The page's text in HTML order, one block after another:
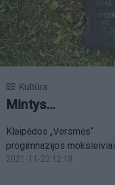
Kultūra
Mintys...
Klaipėdos „Versmės“
progimnazijos moksleiviai
2021-11-22 12:18